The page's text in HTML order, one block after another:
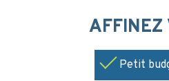
AFFINEZ
Petit